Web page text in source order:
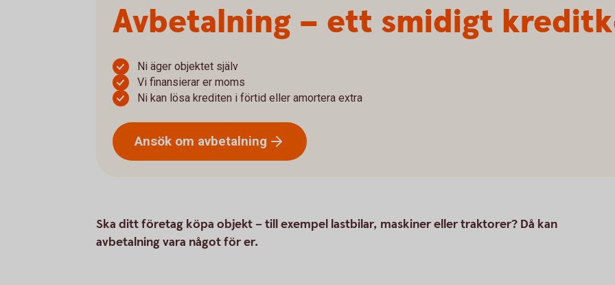
Avbetalning – ett smidigt
Ni äger objektet själv
Vi finansierar er moms
Ni kan lösa krediten i förtid eller amortera extra
Ansök om avbetalning
Ska ditt företag köpa objekt – till exempel lastbilar, maskiner eller traktorer? Då kan
avbetalning vara något för er.